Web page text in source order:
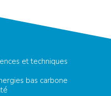
et techniques
bas carbone